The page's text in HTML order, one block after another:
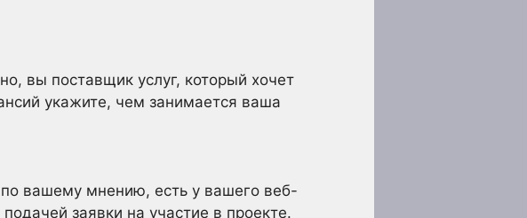
вы поставщик услуг, который хочет
укажите, чем занимается ваша
вашему мнению, есть у вашего веб-
заявки на участие в проекте.